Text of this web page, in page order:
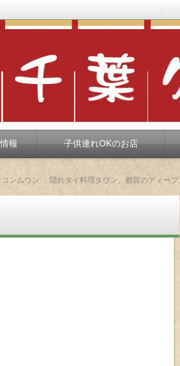
孤高な食べ歩き。だいたい当たりますが、時
報 子供連れOKのお店
ンムウン 隠れタイ料理タウン、都賀のディープ